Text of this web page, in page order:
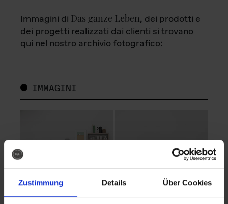
Zustimmung Details Über Cookies
Immagini di Das ganze Leben, dei prodotti e
dei progetti realizzati dai clienti si trovano
qui nel nostro archivio fotografico:
IMMAGINI